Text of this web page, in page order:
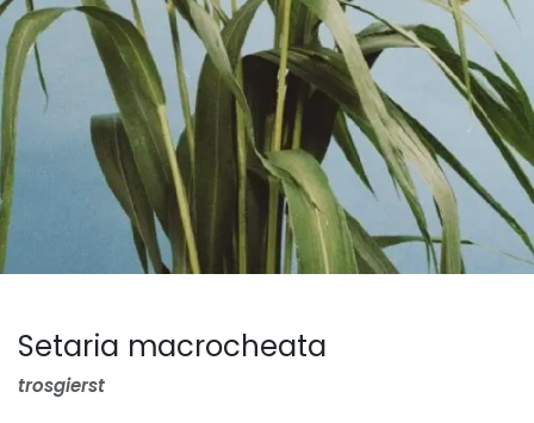
Setaria macrocheata
trosgierst